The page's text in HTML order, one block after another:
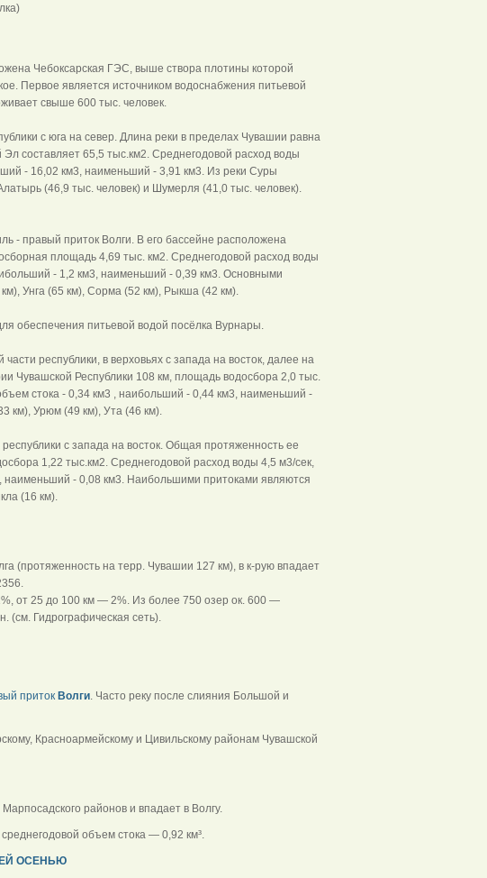
Чебоксарская ГЭС, выше створа плотины которой
Первое является источником водоснабжения питьевой
свыше 600 тыс. человек.
с юга на север. Длина реки в пределах Чувашии равна
составляет 65,5 тыс.км2. Среднегодовой расход воды
- 16,02 км3, наименьший - 3,91 км3. Из реки Суры
(46,9 тыс. человек) и Шумерля (41,0 тыс. человек).
- правый приток Волги. В его бассейне расположена
площадь 4,69 тыс. км2. Среднегодовой расход воды
- 1,2 км3, наименьший - 0,39 км3. Основными
Унга (65 км), Сорма (52 км), Рыкша (42 км).
обеспечения питьевой водой посёлка Вурнары.
республики, в верховьях с запада на восток, далее на
Чувашской Республики 108 км, площадь водосбора 2,0 тыс.
стока - 0,34 км3 , наибольший - 0,44 км3, наименьший -
км), Урюм (49 км), Ута (46 км).
с запада на восток. Общая протяженность ее
1,22 тыс.км2. Среднегодовой расход воды 4,5 м3/сек,
наименьший - 0,08 км3. Наибольшими притоками являются
(16 км).
(протяженность на терр. Чувашии 127 км), в к-рую впадает
от 25 до 100 км — 2%. Из более 750 озер ок. 600 —
(см. Гидрографическая сеть).
приток Волги. Часто реку после слияния Большой и
Красноармейскому и Цивильскому районам Чувашской
районов и впадает в Волгу.
объем стока — 0,92 км³.
ОСЕНЬЮ